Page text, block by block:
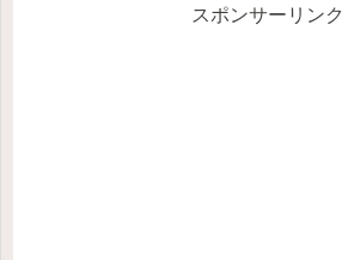
スポンサーリンク